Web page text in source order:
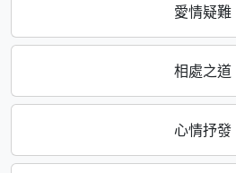
愛情疑難
相處之道
心情抒發